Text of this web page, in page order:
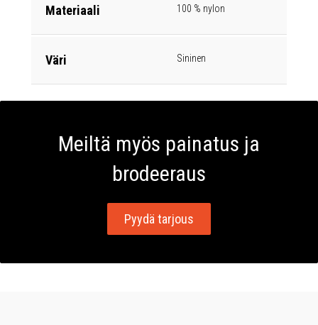
Materiaali 100 % nylon
Väri Sininen
Meiltä myös painatus ja
brodeeraus
Pyydä tarjous